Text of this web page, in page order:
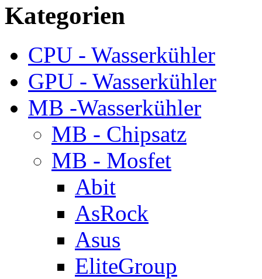
Kategorien
CPU - Wasserkühler
GPU - Wasserkühler
MB -Wasserkühler
MB - Chipsatz
MB - Mosfet
Abit
AsRock
Asus
EliteGroup